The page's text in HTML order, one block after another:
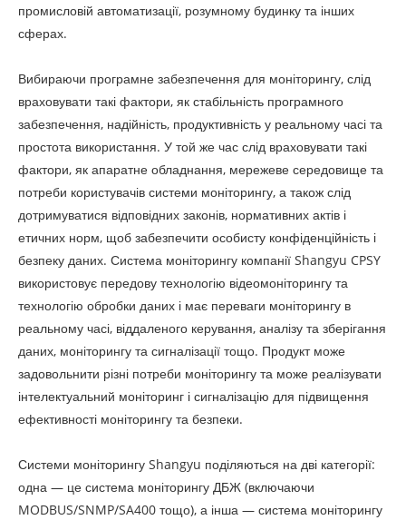
промисловій автоматизації, розумному будинку та інших
сферах.
Вибираючи програмне забезпечення для моніторингу, слід
враховувати такі фактори, як стабільність програмного
забезпечення, надійність, продуктивність у реальному часі та
простота використання. У той же час слід враховувати такі
фактори, як апаратне обладнання, мережеве середовище та
потреби користувачів системи моніторингу, а також слід
дотримуватися відповідних законів, нормативних актів і
етичних норм, щоб забезпечити особисту конфіденційність і
безпеку даних. Система моніторингу компанії Shangyu CPSY
використовує передову технологію відеомоніторингу та
технологію обробки даних і має переваги моніторингу в
реальному часі, віддаленого керування, аналізу та зберігання
даних, моніторингу та сигналізації тощо. Продукт може
задовольнити різні потреби моніторингу та може реалізувати
інтелектуальний моніторинг і сигналізацію для підвищення
ефективності моніторингу та безпеки.
Системи моніторингу Shangyu поділяються на дві категорії:
одна — це система моніторингу ДБЖ (включаючи
MODBUS/SNMP/SA400 тощо), а інша — система моніторингу